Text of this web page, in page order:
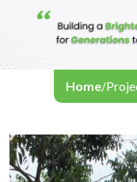
Home/
ကျွန်ုပ်တို့အကြောင်း
စီမံကိန်းများ
အခမ်းအနားနှင့်လှုပ်ရှာ
ဆက်သွယ်ရန်
ကျန်းမာရေးစောင့်
အွန်လိုင်းသင်ကြားရေး
Myanmar